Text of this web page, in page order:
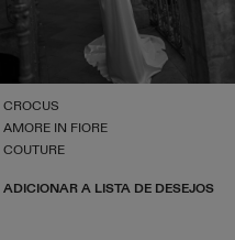
CROCUS
AMORE IN FIORE
COUTURE
ADICIONAR A LISTA DE DESEJOS